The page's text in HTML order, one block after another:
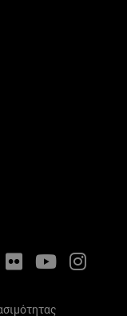
FlickrYouTube